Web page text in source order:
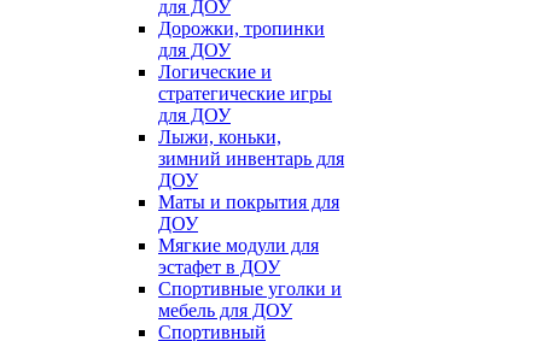
для ДОУ
Дорожки, тропинки
для ДОУ
Логические и
стратегические игры
для ДОУ
Лыжи, коньки,
зимний инвентарь для
ДОУ
Маты и покрытия для
ДОУ
Мягкие модули для
эстафет в ДОУ
Спортивные уголки и
мебель для ДОУ
Спортивный